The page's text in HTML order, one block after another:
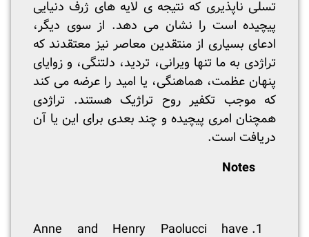
تسلی ناپذیری که نتیجه ی لایه های ژرف دنیایی
پیچیده است را نشان می دهد. از سوی دیگر،
ادعای بسیاری از منتقدین معاصر نیز معتقدند که
تراژدی به ما تنها ویرانی، تردید، دلتنگی، و زوایای
پنهان عظمت، هماهنگی، یا امید را عرضه می کند
که موجب تکفیر روح تراژیک هستند. تراژدی
همچنان امری پیچیده و چند بعدی برای این یا آن
دریافت است.
Notes
Anne and Henry Paolucci have